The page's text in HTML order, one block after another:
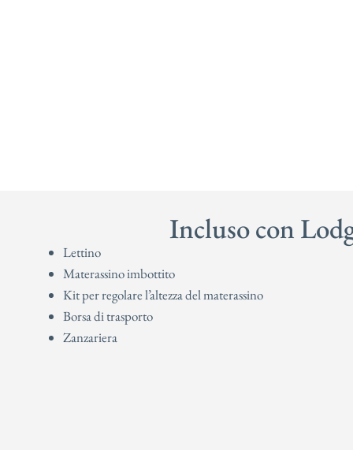
Incluso con
Lettino
Materassino imbottito
Kit per regolare l’altezza del materassino
Borsa di trasporto
Zanzariera